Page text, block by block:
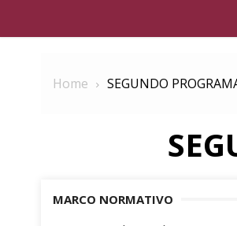
Home SEGUNDO
MARCO NORMATIVO